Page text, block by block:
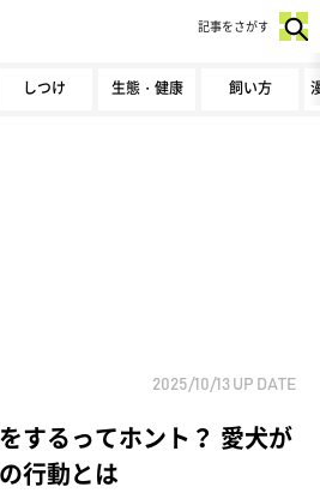
しつけ 生態・健康 飼い方
記事をさがす
2025/10/13 UP DATE
するってホント？ 愛犬が
行動とは